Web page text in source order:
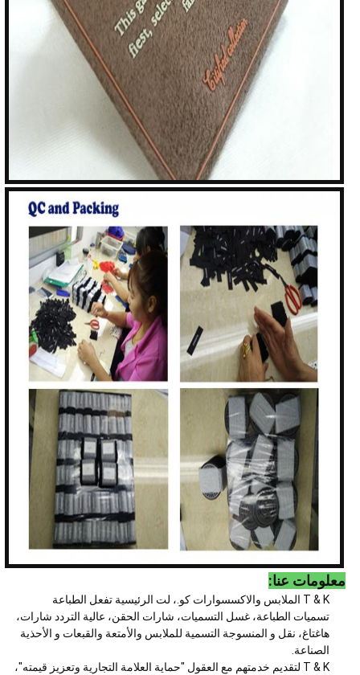
معلومات عنا:
T & K الملابس والاكسسوارات كو.، لت الرئيسية تفعل الطباعة
تسميات الطباعة، غسل التسميات، شارات الحقن، عالية التردد شارات،
هاغتاغ، نقل و المنسوجة التسمية للملابس والأمتعة والقبعات و الأحذية
الصناعة.
T & K لتقديم خدمتهم مع العقول "حماية العلامة التجارية وتعزيز قيمته"،